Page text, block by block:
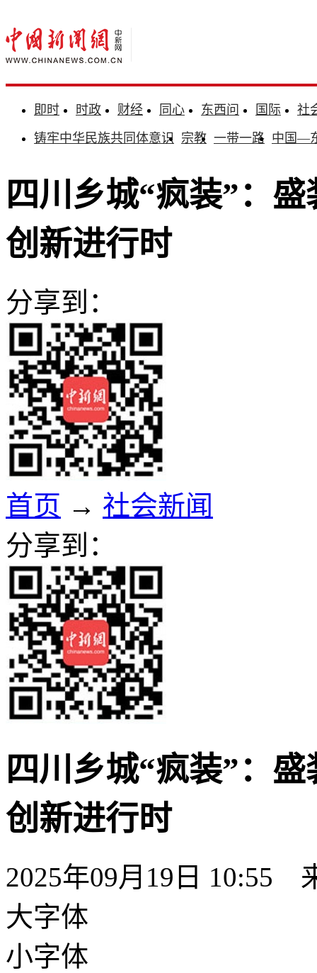
即时 时政 财经 同心 东西问 国际
社
铸牢中华民族共同体意识 宗教 一带一路 中国—
四川乡城“疯装”：
创新进行时
分享到：
首页 → 社会新闻
分享到：
四川乡城“疯装”：
创新进行时
2025年09月19日 10:55
大字体
小字体